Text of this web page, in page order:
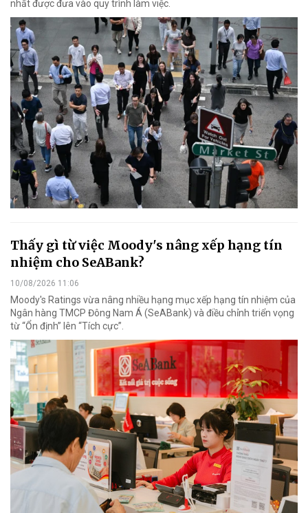
nhất được đưa vào quy trình làm việc.
Thấy gì từ việc Moody's nâng xếp hạng tín
nhiệm cho SeABank?
10/08/2026 11:06
Moody's Ratings vừa nâng nhiều hạng mục xếp hạng tín nhiệm của
Ngân hàng TMCP Đông Nam Á (SeABank) và điều chỉnh triển vọng
từ “Ổn định” lên “Tích cực”.